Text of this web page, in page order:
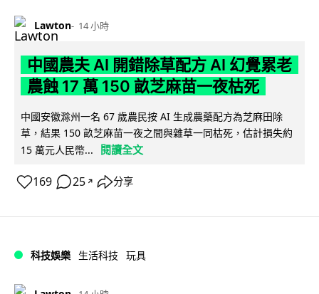
Lawton 14 小時
中國農夫 AI 開錯除草配方 AI 幻覺累老
農蝕 17 萬 150 畝芝麻苗一夜枯死
中國安徽滁州一名 67 歲農民按 AI 生成農藥配方為芝麻田除
草，結果 150 畝芝麻苗一夜之間與雜草一同枯死，估計損失約
15 萬元人民幣...
閱讀全文
169 25 ↗ 分享
科技娛樂 生活科技 玩具